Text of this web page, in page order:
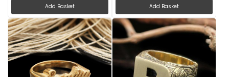
Add Basket Add Basket